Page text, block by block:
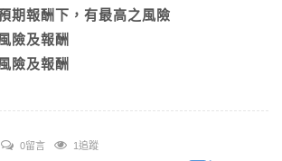
期報酬下，有最高之風險
險及報酬
險及報酬
0留言 1追蹤